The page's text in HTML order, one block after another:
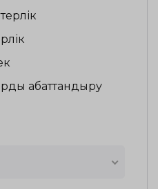
абаттандыру